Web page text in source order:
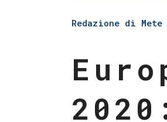
Redazione di